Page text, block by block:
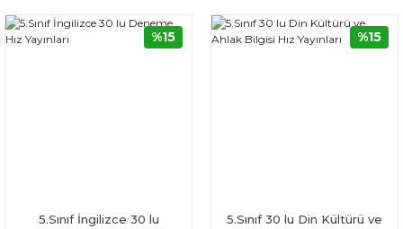
5.Sınıf İngilizce 30 lu
%15
5.Sınıf 30 lu Din Kültürü ve
%15